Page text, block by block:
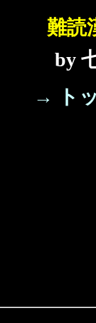
難読
by
→ ト